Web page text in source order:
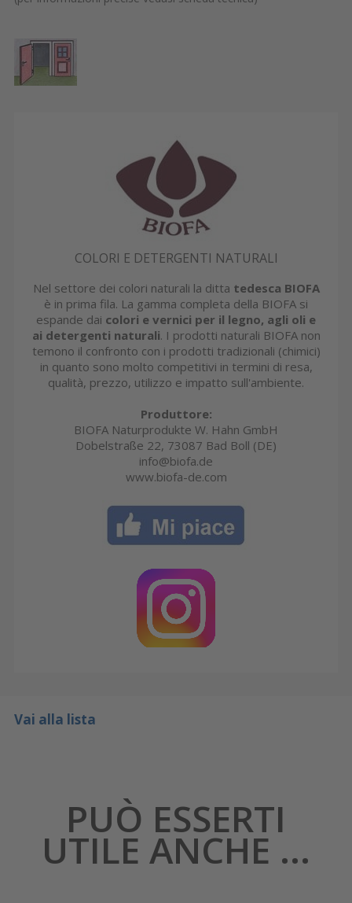
COLORI E DETERGENTI NATURALI
Nel settore dei colori naturali la ditta tedesca BIOFA
è in prima fila. La gamma completa della BIOFA si
espande dai colori e vernici per il legno, agli oli e
ai detergenti naturali. I prodotti naturali BIOFA non
temono il confronto con i prodotti tradizionali (chimici)
in quanto sono molto competitivi in termini di resa,
qualità, prezzo, utilizzo e impatto sull'ambiente.
Produttore:
BIOFA Naturprodukte W. Hahn GmbH
Dobelstraße 22, 73087 Bad Boll (DE)
info@biofa.de
www.biofa-de.com
Vai alla lista
PUÒ ESSERTI
UTILE ANCHE ...